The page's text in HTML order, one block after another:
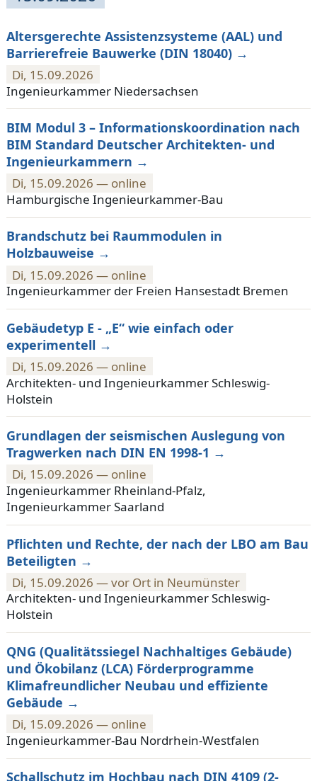
Altersgerechte Assistenzsysteme (AAL) und
Barrierefreie Bauwerke (DIN 18040)
Di, 15.09.2026
Ingenieurkammer Niedersachsen
BIM Modul 3 – Informationskoordination nach
BIM Standard Deutscher Architekten- und
Ingenieurkammern
Di, 15.09.2026 — online
Hamburgische Ingenieurkammer-Bau
Brandschutz bei Raummodulen in
Holzbauweise
Di, 15.09.2026 — online
Ingenieurkammer der Freien Hansestadt Bremen
Gebäudetyp E - „E“ wie einfach oder
experimentell
Di, 15.09.2026 — online
Architekten- und Ingenieurkammer Schleswig-
Holstein
Grundlagen der seismischen Auslegung von
Tragwerken nach DIN EN 1998-1
Di, 15.09.2026 — online
Ingenieurkammer Rheinland-Pfalz,
Ingenieurkammer Saarland
Pflichten und Rechte, der nach der LBO am Bau
Beteiligten
Di, 15.09.2026 — vor Ort in Neumünster
Architekten- und Ingenieurkammer Schleswig-
Holstein
QNG (Qualitätssiegel Nachhaltiges Gebäude)
und Ökobilanz (LCA) Förderprogramme
Klimafreundlicher Neubau und effiziente
Gebäude
Di, 15.09.2026 — online
Ingenieurkammer-Bau Nordrhein-Westfalen
Schallschutz im Hochbau nach DIN 4109 (2-